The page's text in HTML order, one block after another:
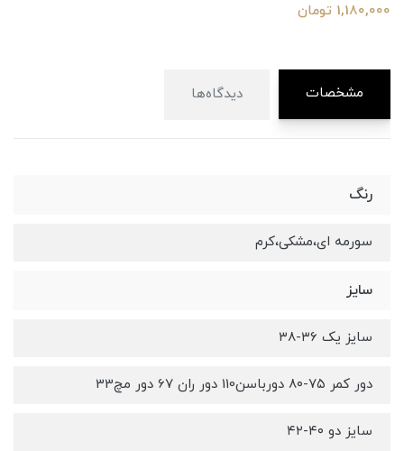
1,180,000 تومان
مشخصات دیدگاه‌ها
رنگ
سورمه ای،مشکی،کرم
سایز
سایز یک ۳۶-۳۸
دور کمر ۷۵-۸۰ دورباسن110 دور ران 67 دور مچ33
سایز دو ۴۰-۴۲